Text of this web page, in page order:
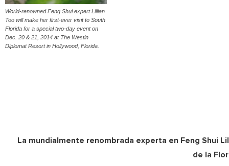
World-renowned Feng Shui expert Lillian
Too will make her first-ever visit to South
Florida for a special two-day event on
Dec. 20 & 21, 2014 at The Westin
Diplomat Resort in Hollywood, Florida.
La mundialmente renombrada experta en Feng Shui
de la